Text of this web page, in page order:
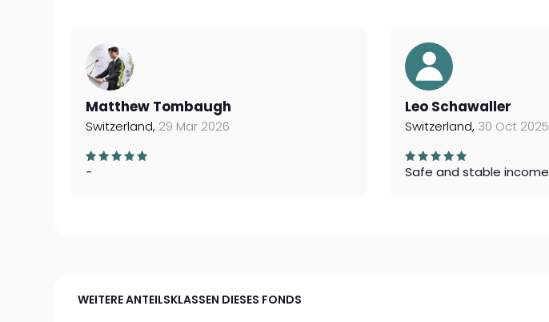
Matthew Tombaugh
Switzerland, 29 Mar 2026
-
Leo Schawaller
Switzerland, 30 Oct 2025
Safe and stable income
WEITERE ANTEILSKLASSEN DIESES FONDS